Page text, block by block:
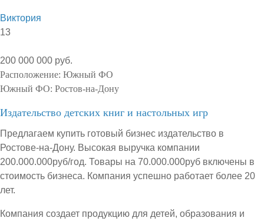
Виктория
13
200 000 000 руб.
Расположение: Южный ФО
Южный ФО: Ростов-на-Дону
Издательство детских книг и настольных игр
Предлагаем купить готовый бизнес издательство в
Ростове-на-Дону. Высокая выручка компании
200.000.000руб/год. Товары на 70.000.000руб включены в
стоимость бизнеса. Компания успешно работает более 20
лет.
Компания создает продукцию для детей, образования и